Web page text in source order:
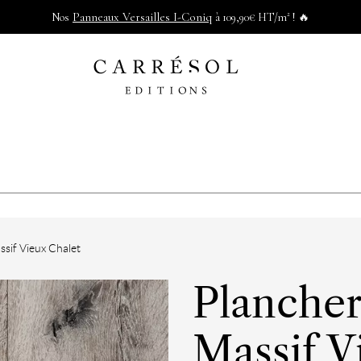
Nos Panneaux Versailles I-Coniq à 109,90€ HT/m² ! 🔥
Vieux Chalet